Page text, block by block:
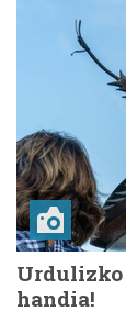
handia!